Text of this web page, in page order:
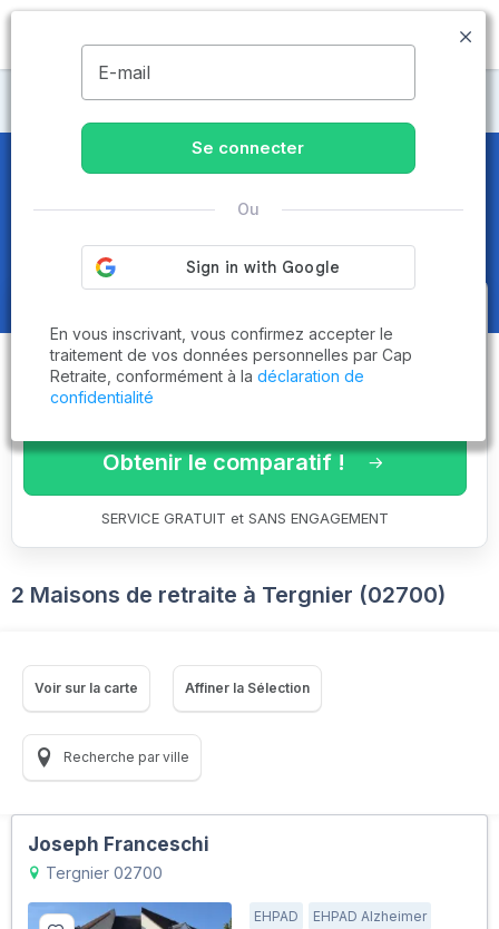
MENU
Maisons de retraite Aisne
Maisons de retraite et EHPAD
Tergnier (02700)
Obtenez le
comparatif des
établissementsadaptés à vos
critères en 3 minutes !
Obtenir le comparatif !
SERVICE GRATUIT et SANS ENGAGEMENT
2 Maisons de retraite à Tergnier (02700)
Voir sur la carte Affiner la Sélection
Recherche par ville
Joseph Franceschi
Tergnier 02700
EHPAD
EHPAD Alzheimer
E-mail
Se connecter
Ou
En vous inscrivant, vous confirmez accepter le
traitement de vos données personnelles par Cap
Retraite, conformément à la déclaration de
confidentialité